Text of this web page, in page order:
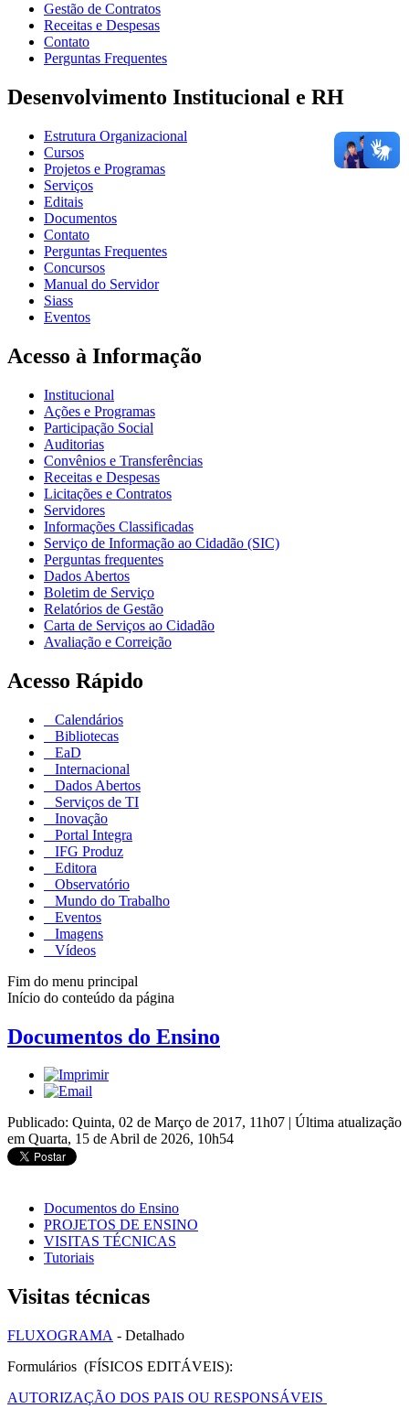
Gestão de Contratos
Receitas e Despesas
Contato
Perguntas Frequentes
Desenvolvimento Institucional e RH
Estrutura Organizacional
Cursos
Projetos e Programas
Serviços
Editais
Documentos
Contato
Perguntas Frequentes
Concursos
Manual do Servidor
Siass
Eventos
Acesso à Informação
Institucional
Ações e Programas
Participação Social
Auditorias
Convênios e Transferências
Receitas e Despesas
Licitações e Contratos
Servidores
Informações Classificadas
Serviço de Informação ao Cidadão (SIC)
Perguntas frequentes
Dados Abertos
Boletim de Serviço
Relatórios de Gestão
Carta de Serviços ao Cidadão
Avaliação e Correição
Acesso Rápido
Calendários
Bibliotecas
EaD
Internacional
Dados Abertos
Serviços de TI
Inovação
Portal Integra
IFG Produz
Editora
Observatório
Mundo do Trabalho
Eventos
Imagens
Vídeos
Fim do menu principal
Início do conteúdo da página
Documentos do Ensino
Publicado: Quinta, 02 de Março de 2017, 11h07 | Última atualização
em Quarta, 15 de Abril de 2026, 10h54
Documentos do Ensino
PROJETOS DE ENSINO
VISITAS TÉCNICAS
Tutoriais
Visitas técnicas
FLUXOGRAMA - Detalhado
Formulários (FÍSICOS EDITÁVEIS):
AUTORIZAÇÃO DOS PAIS OU RESPONSÁVEIS